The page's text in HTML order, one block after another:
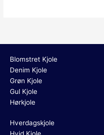
Blomstret Kjole
Denim Kjole
Grøn Kjole
Gul Kjole
Hørkjole
Hverdagskjole